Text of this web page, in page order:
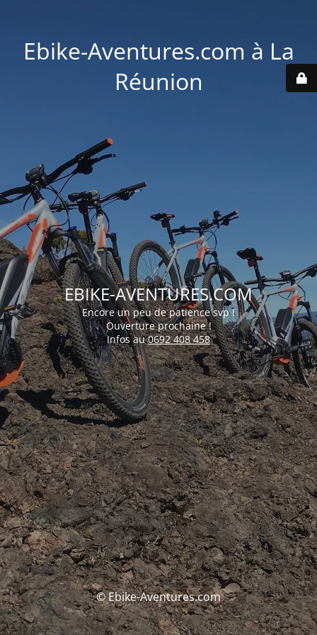
Ebike-Aventures.com à La
Réunion
EBIKE-AVENTURES.COM
Encore un peu de patience svp !
Ouverture prochaine !
Infos au0692 408 458
© Ebike-Aventures.com